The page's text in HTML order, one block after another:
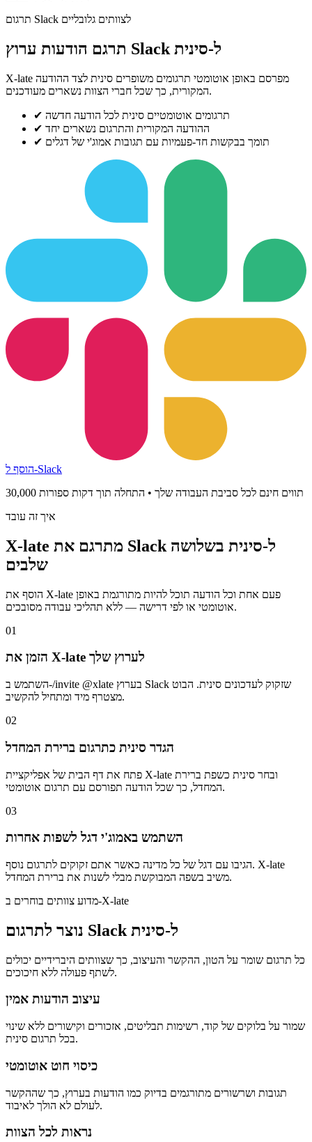
תרגום Slack לצוותים גלובליים
תרגם הודעות ערוץ Slack ל-סינית
X-late מפרסם באופן אוטומטי תרגומים משופרים סינית לצד ההודעה
המקורית, כך שכל חברי הצוות נשארים מעודכנים.
✔ תרגומים אוטומטיים סינית לכל הודעה חדשה
✔ ההודעה המקורית והתרגום נשארים יחד
✔ תומך בבקשות חד-פעמיות עם תגובות אמוג'י של דגלים
הוסף ל-Slack
30,000 תווים חינם לכל סביבת העבודה שלך • התחלה תוך דקות ספורות
איך זה עובד
X-late מתרגם את Slack ל-סינית בשלושה
שלבים
הוסף את X-late פעם אחת וכל הודעה תוכל להיות מתורגמת באופן
אוטומטי או לפי דרישה — ללא תהליכי עבודה מסובכים.
01
הזמן את X-late לערוץ שלך
השתמש ב-/invite @xlate בערוץ Slack שזקוק לעדכונים סינית. הבוט
מצטרף מיד ומתחיל להקשיב.
02
הגדר סינית כתרגום ברירת המחדל
פתח את דף הבית של אפליקציית X-late ובחר סינית כשפת ברירת
המחדל, כך שכל הודעה תפורסם עם תרגום אוטומטי.
03
השתמש באמוג'י דגל לשפות אחרות
הגיבו עם דגל של כל מדינה כאשר אתם זקוקים לתרגום נוסף. X-late
משיב בשפה המבוקשת מבלי לשנות את ברירת המחדל.
מדוע צוותים בוחרים ב-X-late
נוצר לתרגום Slack ל-סינית
כל תרגום שומר על הטון, ההקשר והעיצוב, כך שצוותים היברידיים יכולים
לשתף פעולה ללא חיכוכים.
עיצוב הודעות אמין
שמור על בלוקים של קוד, רשימות תבליטים, אזכורים וקישורים ללא שינוי
בכל תרגום סינית.
כיסוי חוט אוטומטי
תגובות ושרשורים מתורגמים בדיוק כמו הודעות בערוץ, כך שההקשר
לעולם לא הולך לאיבוד.
נראות לכל הצוות